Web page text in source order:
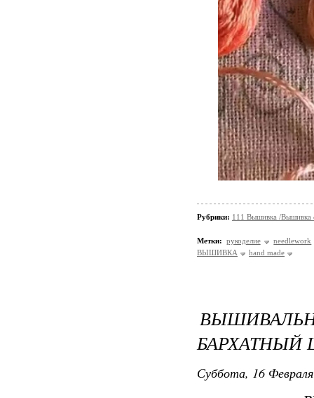
Рубрики: 111 Вышивка /Вышивка
Метки: рукоделие
needlework
ВЫШИВКА
hand made
БАРХАТНЫЙ
Суббота, 16